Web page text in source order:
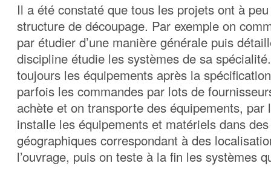
Il a été constaté que tous les projets ont à
structure de découpage. Par exemple on
par étudier d’une manière générale puis
discipline étudie les systèmes de sa
toujours les équipements après la
parfois les commandes par lots de
achète et on transporte des équipements, par
installe les équipements et matériels dans
géographiques correspondant à des
l’ouvrage, puis on teste à la fin les systèmes